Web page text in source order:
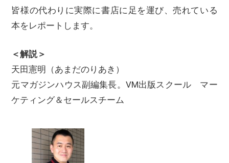
皆様の代わりに実際に書店に足を運び、売れている
本をレポートします。
＜解説＞
天田憲明（あまだのりあき）
元マガジンハウス副編集長。VM出版スクール マー
ケティング＆セールスチーム